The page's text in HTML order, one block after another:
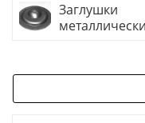
Заглушки